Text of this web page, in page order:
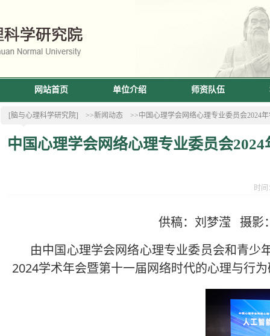
网站首页 单位介绍 师资队伍
[脑与心理科学研究院] >>新闻动态 >>中国心理学会网络心理专业委员会2024
中国心理学会网络心理专业委员会
时
供稿：刘梦滢 摄影
由中国心理学会网络心理专业委员会和青少
2024学术年会暨第十一届网络时代的心理与行